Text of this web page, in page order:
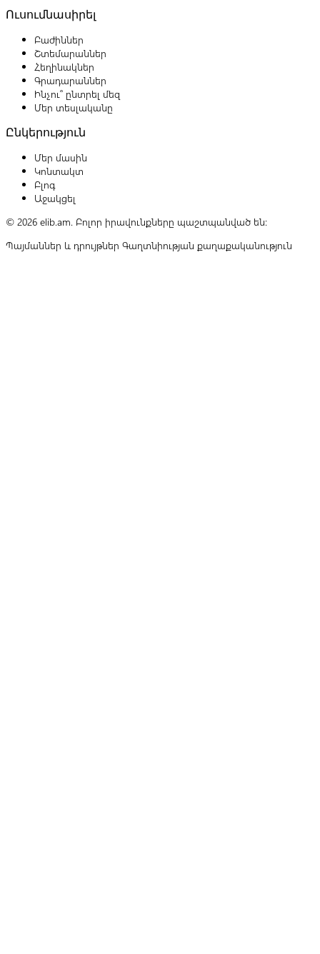
Ուսումնասիրել
Բաժիններ
Շտեմարաններ
Հեղինակներ
Գրադարաններ
Ինչու՞ ընտրել մեզ
Մեր տեսլականը
Ընկերություն
Մեր մասին
Կոնտակտ
Բլոգ
Աջակցել
© 2026 elib.am. Բոլոր իրավունքները պաշտպանված են:
Պայմաններ և դրույթներ Գաղտնիության քաղաքականություն